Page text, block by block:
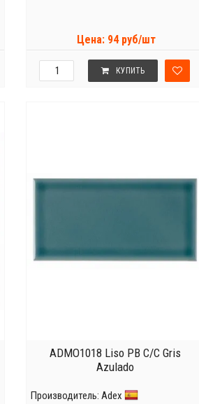
Цена: 94 руб/шт
КУПИТЬ
ADMO1018 Liso PB C/C Gris
Azulado
Производитель: Adex